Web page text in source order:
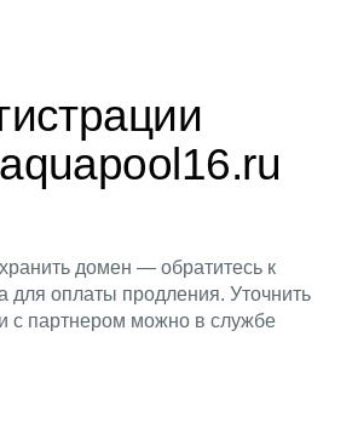
домен — обратитесь к
для оплаты продления. Уточнить
с партнером можно в службе